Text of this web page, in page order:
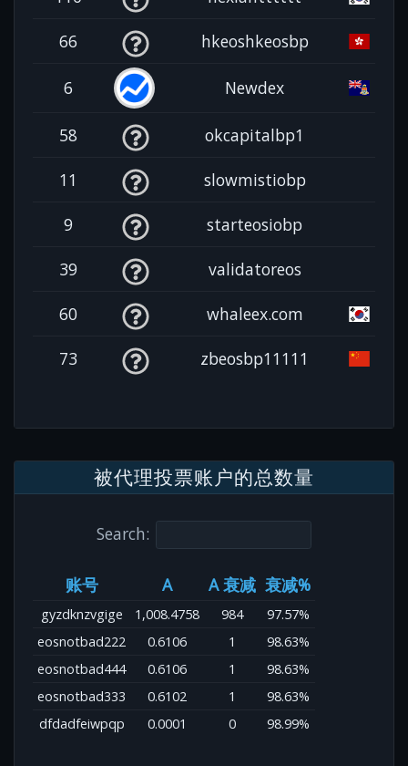
66 hkeoshkeosbp
6 Newdex
58 okcapitalbp1
11 slowmistiobp
9 starteosiobp
39 validatoreos
60 whaleex.com
73 zbeosbp11111
被代理投票账户的总数量
Search:
账号 A A 衰减 衰减%
gyzdknzvgige 1,008.4758 984
97.57%
eosnotbad222
0.6106 1
98.63%
eosnotbad444
0.6106 1
98.63%
eosnotbad333
0.6102 1
98.63%
dfdadfeiwpqp
0.0001 0 98.99%